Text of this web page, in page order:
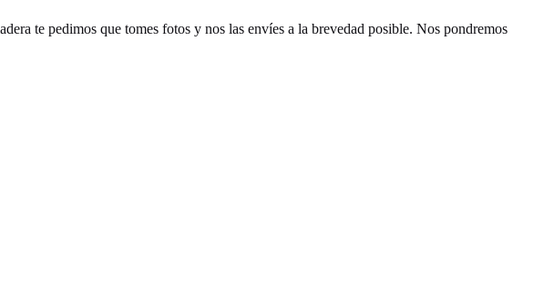
te pedimos que tomes fotos y nos las envíes a la brevedad posible. Nos pondremos